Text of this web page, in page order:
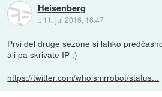
Heisenberg
:: 11. jul 2016, 16:47
Prvi del druge sezone si lahko
ali pa skrivate IP :)
https://twitter.com/whoismrrobot/status...